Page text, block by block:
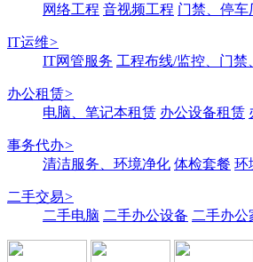
网络工程 音视频工程 门禁、停车
IT运维>
IT网管服务 工程布线/监控、门禁
办公租赁>
电脑、笔记本租赁 办公设备租赁
事务代办>
清洁服务、环境净化 体检套餐 环
二手交易>
二手电脑 二手办公设备 二手办公